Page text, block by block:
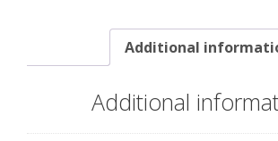
Additional
Additional